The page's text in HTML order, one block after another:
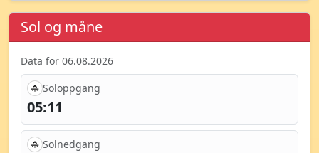
Sol og måne
Data for 06.08.2026
Soloppgang
05:11
Solnedgang